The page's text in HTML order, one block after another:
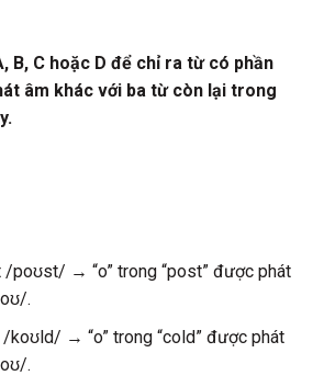
B, C hoặc D để chỉ ra từ có phần
âm khác với ba từ còn lại trong
/poʊst/ → “o” trong “post” được phát
.
/koʊld/ → “o” trong “cold” được phát
.